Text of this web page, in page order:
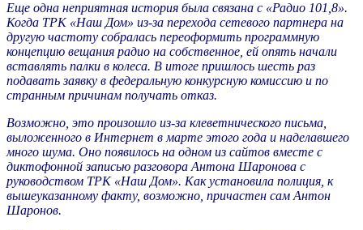
Еще одна неприятная история была связана с «Радио 101,8».
Когда ТРК «Наш Дом» из-за перехода сетевого партнера на
другую частоту собралась переоформить программную
концепцию вещания радио на собственное, ей опять начали
вставлять палки в колеса. В итоге пришлось шесть раз
подавать заявку в федеральную конкурсную комиссию и по
странным причинам получать отказ.
Возможно, это произошло из-за клеветнического письма,
выложенного в Интернет в марте этого года и наделавшего
много шума. Оно появилось на одном из сайтов вместе с
диктофонной записью разговора Антона Шаронова с
руководством ТРК «Наш Дом». Как установила полиция, к
вышеуказанному факту, возможно, причастен сам Антон
Шаронов.